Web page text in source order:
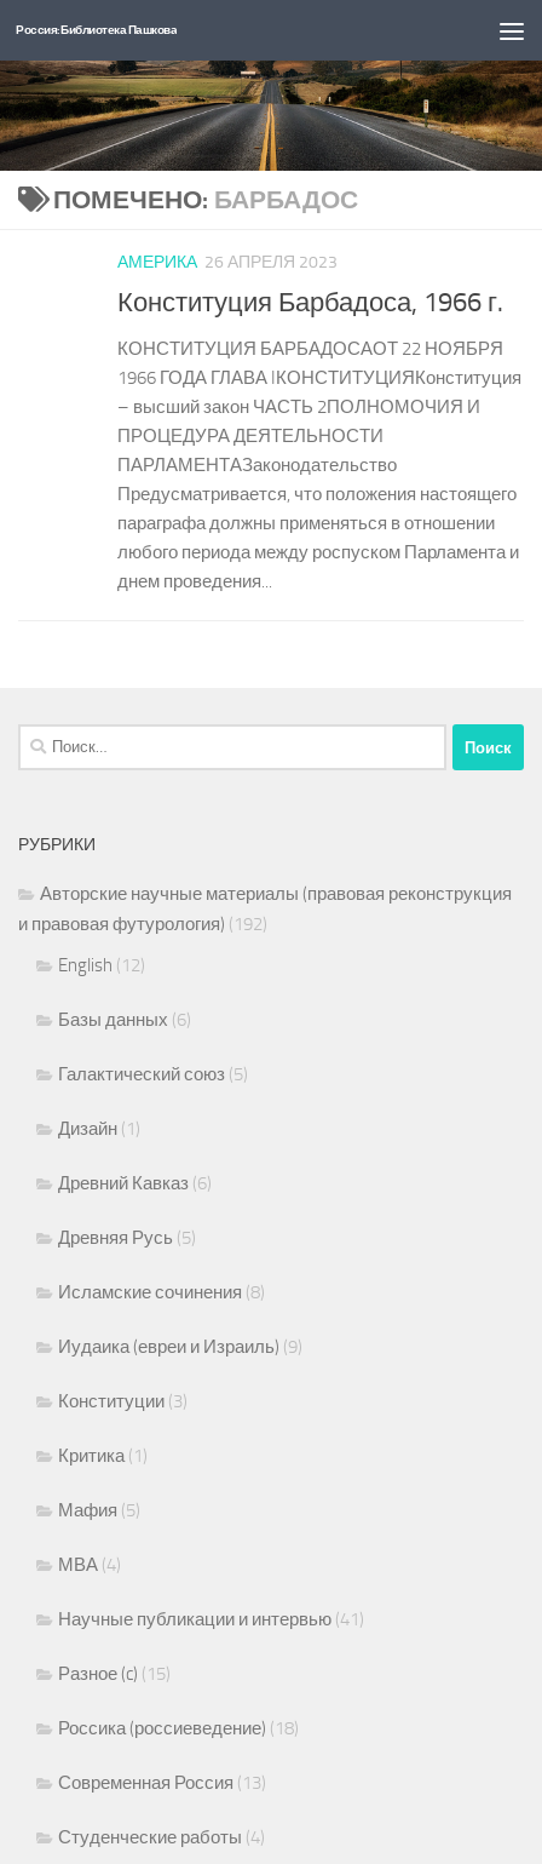
Перейти к содержимому
Россия: Библиотека Пашкова
ПОМЕЧЕНО: БАРБАДОС
АМЕРИКА 26 АПРЕЛЯ 2023
Конституция Барбадоса, 1966 г.
КОНСТИТУЦИЯ БАРБАДОСАОТ 22 НОЯБРЯ
1966 ГОДА ГЛАВА IКОНСТИТУЦИЯКонституция
– высший закон ЧАСТЬ 2ПОЛНОМОЧИЯ И
ПРОЦЕДУРА ДЕЯТЕЛЬНОСТИ
ПАРЛАМЕНТАЗаконодательство
Предусматривается, что положения настоящего
параграфа должны применяться в отношении
любого периода между роспуском Парламента и
днем проведения...
Найти:
РУБРИКИ
Авторские научные материалы (правовая реконструкция
и правовая футурология) (192)
English (12)
Базы данных (6)
Галактический союз (5)
Дизайн (1)
Древний Кавказ (6)
Древняя Русь (5)
Исламские сочинения (8)
Иудаика (евреи и Израиль) (9)
Конституции (3)
Критика(1)
Мафия (5)
МВА (4)
Научные публикации и интервью (41)
Разное (c) (15)
Россика (россиеведение) (18)
Современная Россия (13)
Студенческие работы (4)